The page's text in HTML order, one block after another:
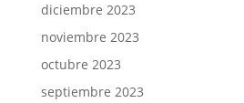
diciembre 2023
noviembre 2023
octubre 2023
septiembre 2023